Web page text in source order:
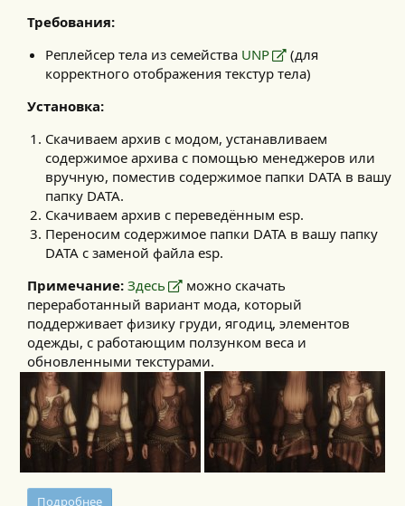
Требования:
Реплейсер тела из семейства UNP
(для
корректного отображения текстур тела)
Установка:
Скачиваем архив с модом, устанавливаем
содержимое архива с помощью менеджеров или
вручную, поместив содержимое папки DATA в вашу
папку DATA.
Скачиваем архив с переведённым esp.
Переносим содержимое папки DATA в вашу папку
DATA с заменой файла esp.
Примечание: Здесь
можно скачать
переработанный вариант мода, который
поддерживает физику груди, ягодиц, элементов
одежды, с работающим ползунком веса и
обновленными текстурами.​
Подробнее